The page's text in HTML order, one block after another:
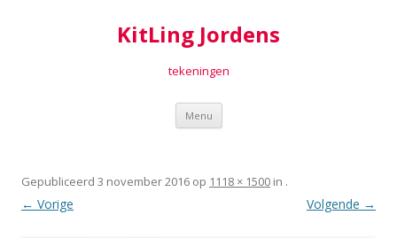
KitLing Jordens
tekeningen
Menu Spring
inhoud
Gepubliceerd 3 november 2016 op 1118 × 1500 in .
← Vorige Volgende →